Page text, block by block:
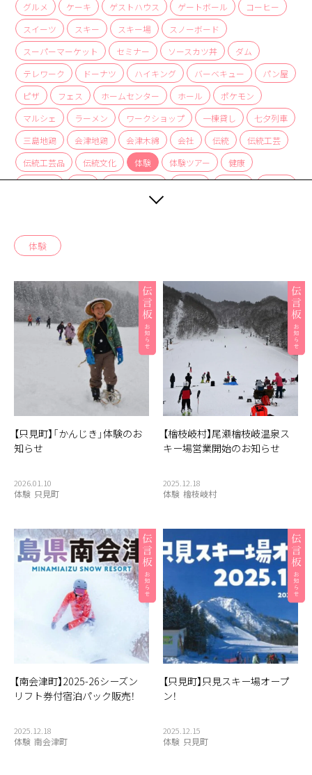
グルメ
ケーキ ゲストハウス ゲートボール
コーヒー
スイーツ
スキー スキー場
スノーボード
スーパーマーケット
セミナー ソースカツ丼
ダム
テレワーク
ドーナツ ハイキング バーベキュー
パン屋
ピザ
フェス ホームセンター ホール
ポケモン
マルシェ
ラーメン ワークショップ 一棟貸し
七夕列車
三島地鶏
会津地鶏 会津木綿 会社 伝統
伝統工芸
伝統工芸品
伝統文化 体験 体験ツアー
健康
商店
学ぶ
定食屋
文化
文化財 新潟県 施設 旅館
映画
曲げわっぱ
木こり 木工 案内所 桐 橋
歌舞伎
歴史 民泊 湖 湧き水 湿原
滝
炭酸泉 無人販売所
絶景 編み組み細工 美術館
自然
自然景観 茅葺
薬局
街コン
裁ちそば 見学ツアー 観光協会
観光案内所
観光物産協会
赤カボチャ 足湯
道の駅
霧幻峡
食堂 飲食店
体験
【只見町】「かんじき」体験のお
知らせ
2026.01.10
体験 只見町
【檜枝岐村】尾瀬檜枝岐温泉ス
キー場営業開始のお知らせ
2025.12.18
体験 檜枝岐村
【南会津町】2025-26シーズン
リフト券付宿泊パック販売！
2025.12.18
体験 南会津町
【只見町】只見スキー場オープ
ン！
2025.12.15
体験 只見町